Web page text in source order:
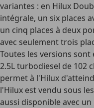
variantes : en Hilux
intégrale, un six places
un cinq places à deux
avec seulement trois
Toutes les versions
2.5L turbodiesel de 102
permet à l'Hilux
l'Hilux est vendu sous
aussi disponible avec